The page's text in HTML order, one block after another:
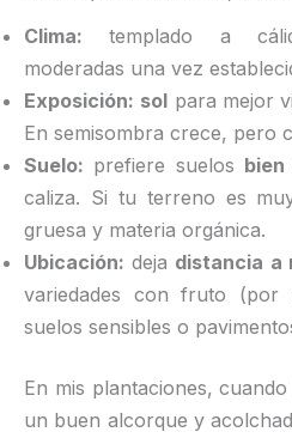
Clima: templado a
moderadas una vez
Exposición: sol para mejor
En semisombra crece, pero
Suelo: prefiere suelos bien
caliza. Si tu terreno es
gruesa y materia orgánica.
Ubicación: deja distancia a
variedades con fruto (por
suelos sensibles o
En mis plantaciones,
un buen alcorque y